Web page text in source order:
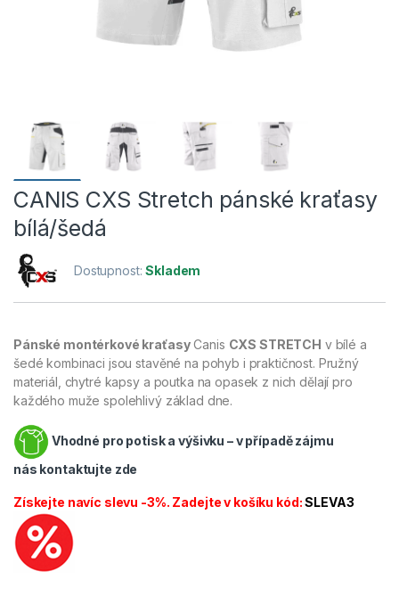
CANIS CXS Stretch pánské kraťasy
bílá/šedá
Dostupnost:Skladem
Pánské montérkové kraťasyCanis CXS STRETCH v bílé a
šedé kombinaci jsou stavěné na pohyb i praktičnost. Pružný
materiál, chytré kapsy a poutka na opasek z nich dělají pro
každého muže spolehlivý základ dne.
Vhodné pro potisk a výšivku – v případě zájmu
nás kontaktujte zde
Získejte navíc slevu -3%. Zadejte v košíku kód:SLEVA3